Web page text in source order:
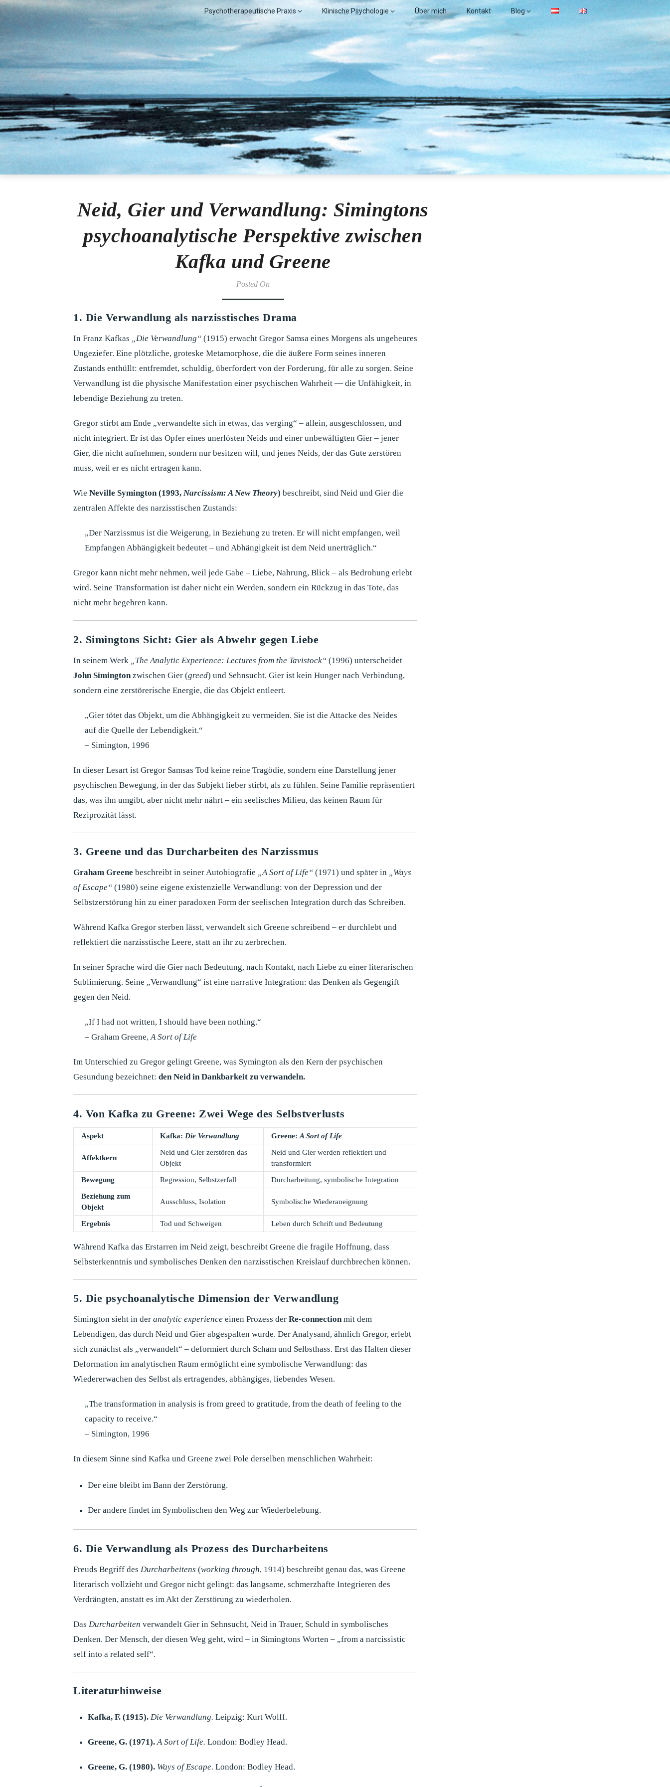
Psychotherapeutische Praxis Klinische Psychologie Über mich Kontakt Blog
Lilian Strobl, MSc.
Neid, Gier und Verwandlung: Simingtons
psychoanalytische Perspektive zwischen
Kafka und Greene
Posted On
1. Die Verwandlung als narzisstisches Drama
In Franz Kafkas „Die Verwandlung“ (1915) erwacht Gregor Samsa eines Morgens als ungeheures
Ungeziefer. Eine plötzliche, groteske Metamorphose, die die äußere Form seines inneren
Zustands enthüllt: entfremdet, schuldig, überfordert von der Forderung, für alle zu sorgen. Seine
Verwandlung ist die physische Manifestation einer psychischen Wahrheit — die Unfähigkeit, in
lebendige Beziehung zu treten.
Gregor stirbt am Ende „verwandelte sich in etwas, das verging“ – allein, ausgeschlossen, und
nicht integriert. Er ist das Opfer eines unerlösten Neids und einer unbewältigten Gier – jener
Gier, die nicht aufnehmen, sondern nur besitzen will, und jenes Neids, der das Gute zerstören
muss, weil er es nicht ertragen kann.
Wie Neville Symington (1993, Narcissism: A New Theory) beschreibt, sind Neid und Gier die
zentralen Affekte des narzisstischen Zustands:
„Der Narzissmus ist die Weigerung, in Beziehung zu treten. Er will nicht empfangen, weil
Empfangen Abhängigkeit bedeutet – und Abhängigkeit ist dem Neid unerträglich.“
Gregor kann nicht mehr nehmen, weil jede Gabe – Liebe, Nahrung, Blick – als Bedrohung erlebt
wird. Seine Transformation ist daher nicht ein Werden, sondern ein Rückzug in das Tote, das
nicht mehr begehren kann.
2. Simingtons Sicht: Gier als Abwehr gegen Liebe
In seinem Werk „The Analytic Experience: Lectures from the Tavistock“ (1996) unterscheidet
John Simington zwischen Gier (greed) und Sehnsucht. Gier ist kein Hunger nach Verbindung,
sondern eine zerstörerische Energie, die das Objekt entleert.
„Gier tötet das Objekt, um die Abhängigkeit zu vermeiden. Sie ist die Attacke des Neides
auf die Quelle der Lebendigkeit.“
– Simington, 1996
In dieser Lesart ist Gregor Samsas Tod keine reine Tragödie, sondern eine Darstellung jener
psychischen Bewegung, in der das Subjekt lieber stirbt, als zu fühlen. Seine Familie repräsentiert
das, was ihn umgibt, aber nicht mehr nährt – ein seelisches Milieu, das keinen Raum für
Reziprozität lässt.
3. Greene und das Durcharbeiten des Narzissmus
Graham Greene beschreibt in seiner Autobiografie „A Sort of Life“ (1971) und später in „Ways
of Escape“ (1980) seine eigene existenzielle Verwandlung: von der Depression und der
Selbstzerstörung hin zu einer paradoxen Form der seelischen Integration durch das Schreiben.
Während Kafka Gregor sterben lässt, verwandelt sich Greene schreibend – er durchlebt und
reflektiert die narzisstische Leere, statt an ihr zu zerbrechen.
In seiner Sprache wird die Gier nach Bedeutung, nach Kontakt, nach Liebe zu einer literarischen
Sublimierung. Seine „Verwandlung“ ist eine narrative Integration: das Denken als Gegengift
gegen den Neid.
„If I had not written, I should have been nothing.“
– Graham Greene,A Sort of Life
Im Unterschied zu Gregor gelingt Greene, was Symington als den Kern der psychischen
Gesundung bezeichnet: den Neid in Dankbarkeit zu verwandeln.
4. Von Kafka zu Greene: Zwei Wege des Selbstverlusts
Aspekt Kafka: Die Verwandlung Greene: A Sort of Life
Affektkern
Neid und Gier zerstören das
Objekt
Neid und Gier werden reflektiert und
transformiert
Bewegung Regression, Selbstzerfall Durcharbeitung, symbolische Integration
Beziehung zum
Objekt
Ausschluss, Isolation Symbolische Wiederaneignung
Ergebnis Tod und Schweigen Leben durch Schrift und Bedeutung
Während Kafka das Erstarren im Neid zeigt, beschreibt Greene die fragile Hoffnung, dass
Selbsterkenntnis und symbolisches Denken den narzisstischen Kreislauf durchbrechen können.
5. Die psychoanalytische Dimension der Verwandlung
Simington sieht in der analytic experience einen Prozess der Re-connectionmit dem
Lebendigen, das durch Neid und Gier abgespalten wurde. Der Analysand, ähnlich Gregor, erlebt
sich zunächst als „verwandelt“ – deformiert durch Scham und Selbsthass. Erst das Halten dieser
Deformation im analytischen Raum ermöglicht eine symbolische Verwandlung: das
Wiedererwachen des Selbst als ertragendes, abhängiges, liebendes Wesen.
„The transformation in analysis is from greed to gratitude, from the death of feeling to the
capacity to receive.“
– Simington, 1996
In diesem Sinne sind Kafka und Greene zwei Pole derselben menschlichen Wahrheit:
Der eine bleibt im Bann der Zerstörung.
Der andere findet im Symbolischen den Weg zur Wiederbelebung.
6. Die Verwandlung als Prozess des Durcharbeitens
Freuds Begriff des Durcharbeitens (working through, 1914) beschreibt genau das, was Greene
literarisch vollzieht und Gregor nicht gelingt: das langsame, schmerzhafte Integrieren des
Verdrängten, anstatt es im Akt der Zerstörung zu wiederholen.
Das Durcharbeiten verwandelt Gier in Sehnsucht, Neid in Trauer, Schuld in symbolisches
Denken. Der Mensch, der diesen Weg geht, wird – in Simingtons Worten – „from a narcissistic
self into a related self“.
Literaturhinweise
Kafka, F. (1915). Die Verwandlung. Leipzig: Kurt Wolff.
Greene, G. (1971). A Sort of Life. London: Bodley Head.
Greene, G. (1980). Ways of Escape. London: Bodley Head.